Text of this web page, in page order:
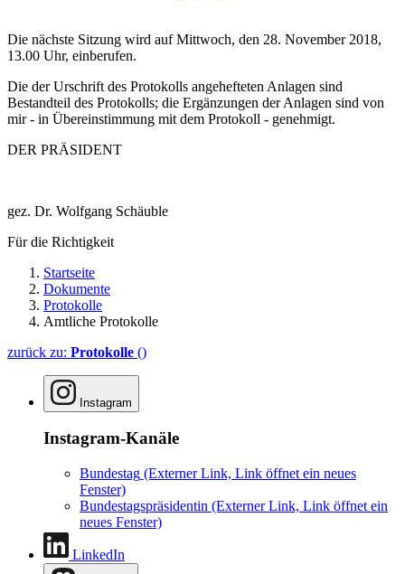
Die nächste Sitzung wird auf Mittwoch, den 28. November 2018,
13.00 Uhr, einberufen.
Die der Urschrift des Protokolls angehefteten Anlagen sind
Bestandteil des Protokolls; die Ergänzungen der Anlagen sind von
mir - in Übereinstimmung mit dem Protokoll - genehmigt.
DER PRÄSIDENT
gez. Dr. Wolfgang Schäuble
Für die Richtigkeit
Startseite
Dokumente
Protokolle
Amtliche Protokolle
zurück zu: Protokolle ()
Instagram
Instagram-Kanäle
Bundestag (Externer Link, Link öffnet ein neues
Fenster)
Bundestagspräsidentin (Externer Link, Link öffnet ein
neues Fenster)
LinkedIn